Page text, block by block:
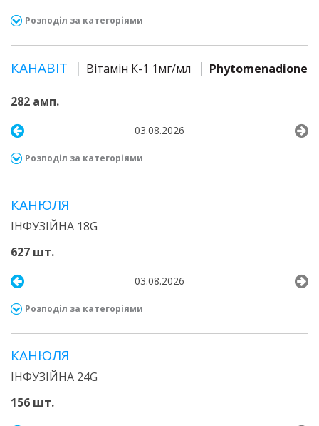
Розподіл за категоріями
КАНАВІТ Вітамін К-1 1мг/мл Phytomenadione
282 амп.
03.08.2026
Розподіл за категоріями
КАНЮЛЯ
ІНФУЗІЙНА 18G
627 шт.
03.08.2026
Розподіл за категоріями
КАНЮЛЯ
ІНФУЗІЙНА 24G
156 шт.